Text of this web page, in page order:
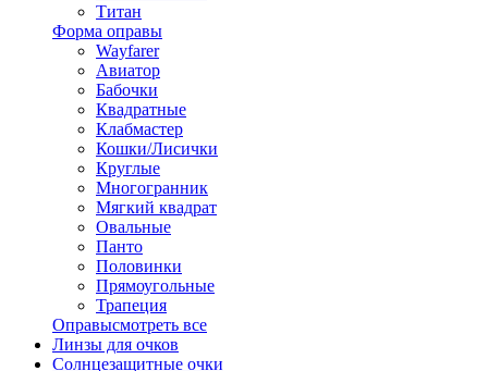
Титан
Форма оправы
Wayfarer
Авиатор
Бабочки
Квадратные
Клабмастер
Кошки/Лисички
Круглые
Многогранник
Мягкий квадрат
Овальные
Панто
Половинки
Прямоугольные
Трапеция
Оправысмотреть все
Линзы для очков
Солнцезащитные очки